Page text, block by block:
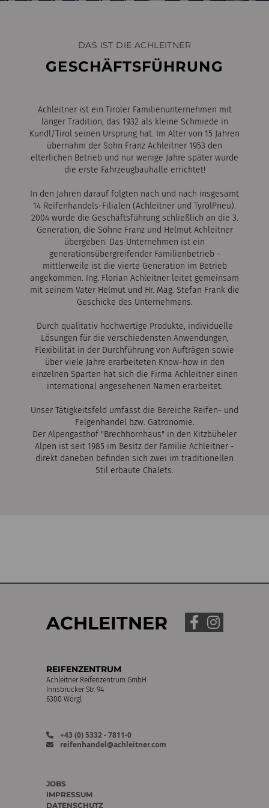
DAS IST DIE ACHLEITNER
GESCHÄFTSFÜHRUNG
Achleitner ist ein Tiroler Familienunternehmen mit
langer Tradition, das 1932 als kleine Schmiede in
Kundl/Tirol seinen Ursprung hat. Im Alter von 15 Jahren
übernahm der Sohn Franz Achleitner 1953 den
elterlichen Betrieb und nur wenige Jahre später wurde
die erste Fahrzeugbauhalle errichtet!
In den Jahren darauf folgten nach und nach insgesamt
14 Reifenhandels-Filialen (Achleitner und TyrolPneu).
2004 wurde die Geschäftsführung schließlich an die 3.
Generation, die Söhne Franz und Helmut Achleitner
übergeben. Das Unternehmen ist ein
generationsübergreifender Familienbetrieb -
mittlerweile ist die vierte Generation im Betrieb
angekommen. Ing. Florian Achleitner leitet gemeinsam
mit seinem Vater Helmut und Hr. Mag. Stefan Frank die
Geschicke des Unternehmens.
Durch qualitativ hochwertige Produkte, individuelle
Lösungen für die verschiedensten Anwendungen,
Flexibilität in der Durchführung von Aufträgen sowie
über viele Jahre erarbeiteten Know-how in den
einzelnen Sparten hat sich die Firma Achleitner einen
international angesehenen Namen erarbeitet.
Unser Tätigkeitsfeld umfasst die Bereiche Reifen- und
Felgenhandel bzw. Gatronomie.
Der Alpengasthof "Brechhornhaus" in den Kitzbüheler
Alpen ist seit 1985 im Besitz der Familie Achleitner -
direkt daneben befinden sich zwei im traditionellen
Stil erbaute Chalets.
ACHLEITNER
REIFENZENTRUM
Achleitner Reifenzentrum GmbH
Innsbrucker Str. 94
6300 Wörgl
+43 (0) 5332 - 7811-0
reifenhandel@achleitner.com
JOBS
IMPRESSUM
DATENSCHUTZ